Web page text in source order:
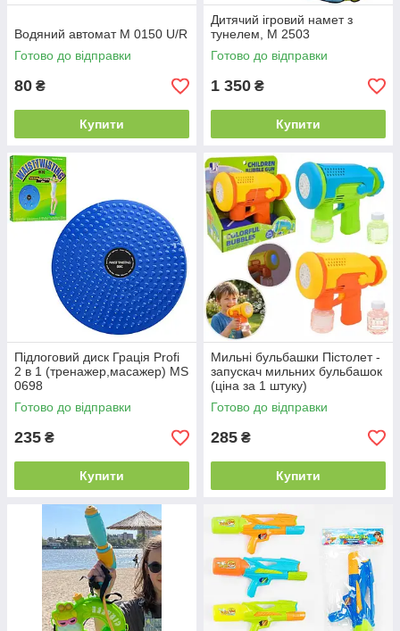
Водяний автомат M 0150 U/R
Готово до відправки
80 ₴
Купити
Дитячий ігровий намет з
тунелем, M 2503
Готово до відправки
1 350 ₴
Купити
Підлоговий диск Грація Profi
2 в 1 (тренажер,масажер) MS
0698
Готово до відправки
235 ₴
Купити
Мильні бульбашки Пістолет -
запускач мильних бульбашок
(ціна за 1 штуку)
Готово до відправки
285 ₴
Купити